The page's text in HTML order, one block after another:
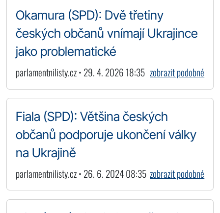
Okamura (SPD): Dvě třetiny
českých občanů vnímají Ukrajince
jako problematické
parlamentnilisty.cz • 29. 4. 2026 18:35 zobrazit podobné
Fiala (SPD): Většina českých
občanů podporuje ukončení války
na Ukrajině
parlamentnilisty.cz • 26. 6. 2024 08:35 zobrazit podobné